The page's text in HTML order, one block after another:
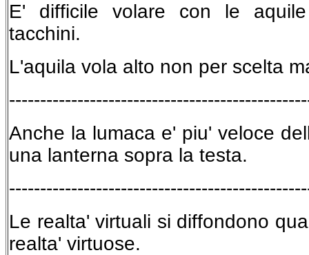
E' difficile volare con le
tacchini.
L'aquila vola alto non per scelta
Anche la lumaca e' piu' veloce
una lanterna sopra la testa.
Le realta' virtuali si diffondono
realta' virtuose.